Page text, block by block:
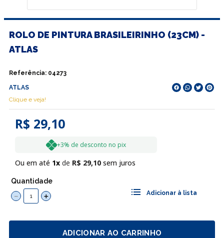
ROLO DE PINTURA BRASILEIRINHO (23CM) -
ATLAS
Referência: 04273
ATLAS
Clique e veja!
R$ 29,10
+3% de desconto no pix
Ou em até 1 R$ 29,10 sem juros
Quantidade
＋
－
ADICIONAR AO CARRINHO